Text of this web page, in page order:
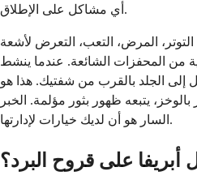
أي مشاكل على الإطلاق.
المرض، التعب، التعرض لأشعة
من المحفزات الشائعة. عندما ينشط
إلى الجلد بالقرب من شفتيك. هذا هو
يتبعه ظهور بثور مؤلمة. الخبر
السار هو أن لديك خيارات لإدارتها.
على قروح البرد؟